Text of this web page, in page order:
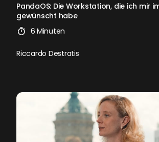
PandaOS: Die Workstation, die ich mir
gewünscht habe
6 Minuten
Riccardo Destratis